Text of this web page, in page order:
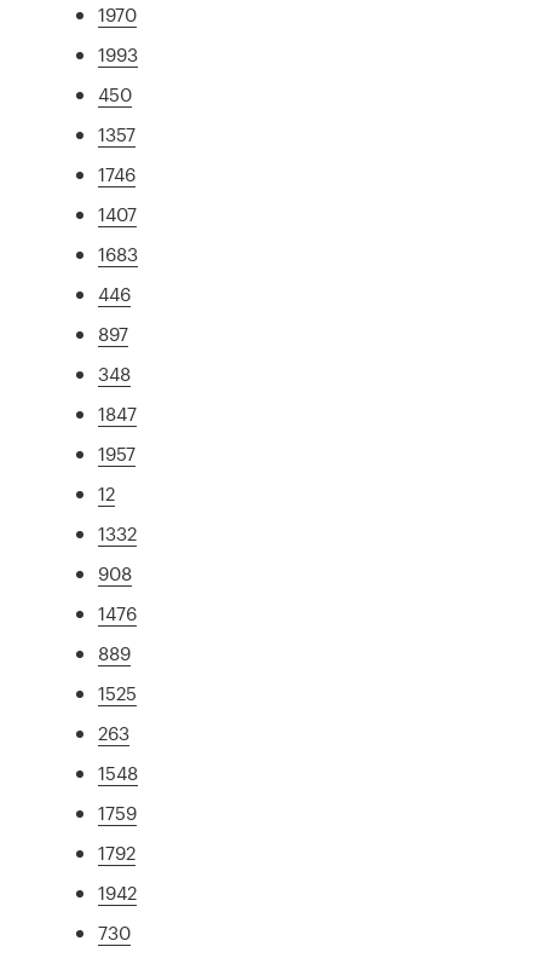
1970
1993
450
1357
1746
1407
1683
446
897
348
1847
1957
12
1332
908
1476
889
1525
263
1548
1759
1792
1942
730